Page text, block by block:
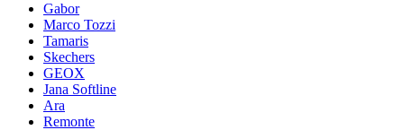
Gabor
Marco Tozzi
Tamaris
Skechers
GEOX
Jana Softline
Ara
Remonte